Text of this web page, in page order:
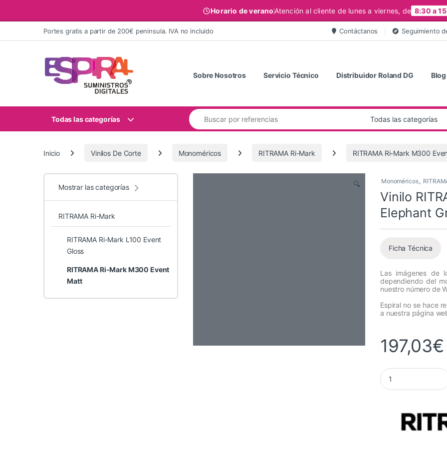
Horario de veranoAtención al cliente de lunes a viernes, de 8:30 a
Ir al contenidoPortes gratis a partir de 200€ peninsula. IVA no incluido Contáctanos Seguimiento
Sobre Nosotros Servicio Técnico Distribuidor Roland DG Blog
Todas las categorías
Buscar:
Inicio Vinilos De Corte Monoméricos RITRAMA Ri-Mark RITRAMA Ri-Mark M300
🔍 Monoméricos,
Vinilo
Elephant
Ficha Técnica
Las imágenes de
dependiendo del
nuestro número de
Espiral no se hace
a nuestra página
197,03€
Vinilo RITRAMA
Mostrar las categorías
RITRAMA Ri-Mark
RITRAMA Ri-Mark L100 Event
Gloss
RITRAMA Ri-Mark M300 Event
Matt